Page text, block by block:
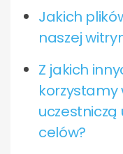
Jakich
naszej
Z jakich
korzystamy
uczestniczą
celów?